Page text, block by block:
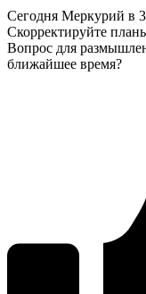
Сегодня Меркурий в
Скорректируйте
Вопрос для
ближайшее время?